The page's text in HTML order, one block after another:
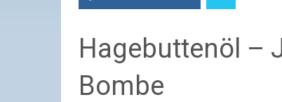
Hagebuttenöl –
Bombe